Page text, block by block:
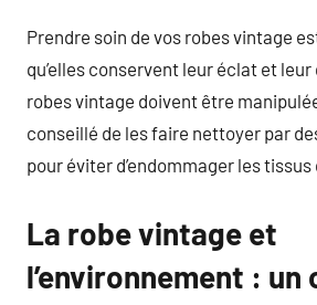
Prendre soin de vos robes vintage
qu’elles conservent leur éclat et
robes vintage doivent être
conseillé de les faire nettoyer par
pour éviter d’endommager les
La robe vintage et
l’environnement :